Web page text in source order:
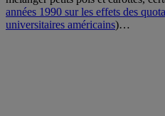
années 1990 sur les effets des
universitaires américains)…